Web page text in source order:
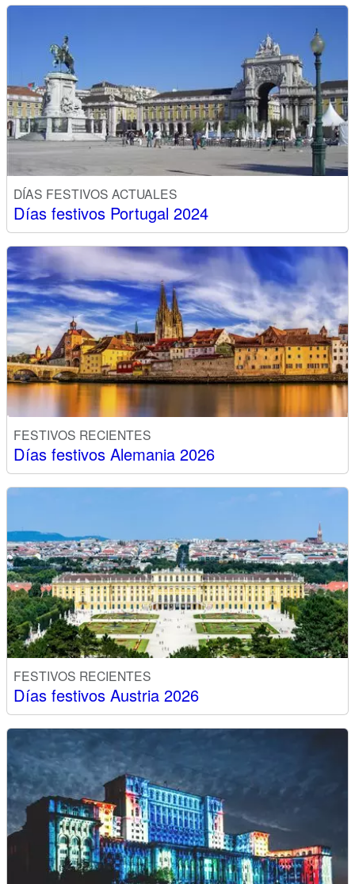
DÍAS FESTIVOS ACTUALES
Días festivos Portugal 2024
FESTIVOS RECIENTES
Días festivos Alemania 2026
FESTIVOS RECIENTES
Días festivos Austria 2026